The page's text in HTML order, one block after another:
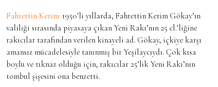
Fahrettin Kerim:1950’li yıllarda, Fahrettin Kerim Gökay’ın
valiliği sırasında piyasaya çıkan Yeni Rakı’nın 25 cl.’liğine
rakıcılar tarafından verilen kinayeli ad. Gökay, içkiye karşı
amansız mücadelesiyle tanınmış bir Yeşilaycıydı. Çok kısa
boylu ve tıknaz olduğu için, rakıcılar 25’lik Yeni Rakı’nın
tombul şişesini ona benzetti.